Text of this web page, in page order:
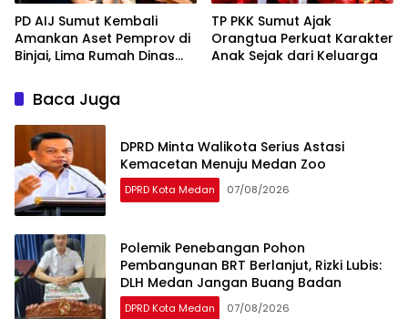
PD AIJ Sumut Kembali
Amankan Aset Pemprov di
Binjai, Lima Rumah Dinas
TP PKK Sumut Ajak
Orangtua Perkuat Karakter
Anak Sejak dari Keluarga
Baca Juga
DPRD Minta Walikota Serius Astasi
Kemacetan Menuju Medan Zoo
DPRD Kota Medan 07/08/2026
Polemik Penebangan Pohon
Pembangunan BRT Berlanjut, Rizki Lubis:
DLH Medan Jangan Buang Badan
DPRD Kota Medan 07/08/2026